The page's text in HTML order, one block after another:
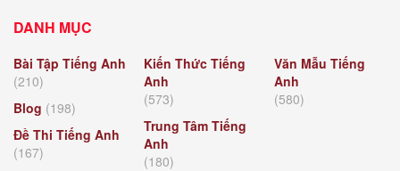
DANH MỤC
Bài Tập Tiếng Anh
(210)
Blog (198)
Đề Thi Tiếng Anh
(167)
Kiến Thức Tiếng
Anh
(573)
Trung Tâm Tiếng
Anh
(180)
Văn Mẫu Tiếng
Anh
(580)